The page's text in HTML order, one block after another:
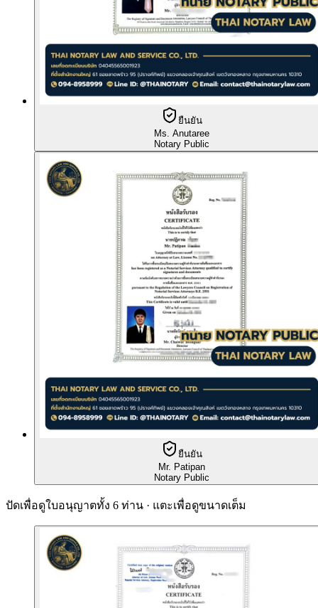
ยืนยัน
Ms. Anutaree
Notary Public
ยืนยัน
Mr. Patipan
Notary Public
ปัดเพื่อดูใบอนุญาตทั้ง 6 ท่าน · แตะเพื่อดูขนาดเต็ม